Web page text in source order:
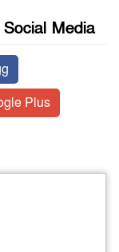
Media
Plus